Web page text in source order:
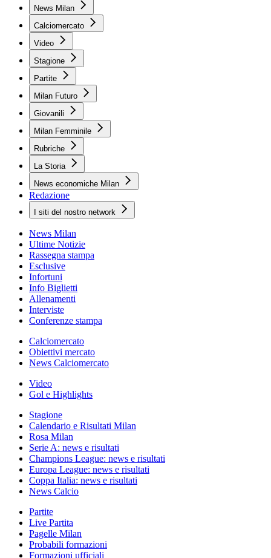
News Milan
Calciomercato
Video
Stagione
Partite
Milan Futuro
Giovanili
Milan Femminile
Rubriche
La Storia
News economiche Milan
Redazione
I siti del nostro network
News Milan
Ultime Notizie
Rassegna stampa
Esclusive
Infortuni
Info Biglietti
Allenamenti
Interviste
Conferenze stampa
Calciomercato
Obiettivi mercato
News Calciomercato
Video
Gol e Highlights
Stagione
Calendario e Risultati Milan
Rosa Milan
Serie A: news e risultati
Champions League: news e risultati
Europa League: news e risultati
Coppa Italia: news e risultati
News Calcio
Partite
Live Partita
Pagelle Milan
Probabili formazioni
Formazioni ufficiali